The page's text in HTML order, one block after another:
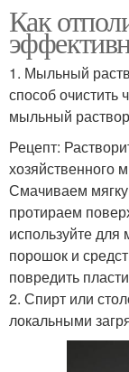
Как
1. Мыльный
способ очистить
мыльный
Рецепт:
хозяйственного
Смачиваем
протираем
используйте
порошок и
повредить
2. Спирт или
локальными